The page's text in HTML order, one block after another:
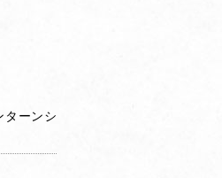
ターンシ